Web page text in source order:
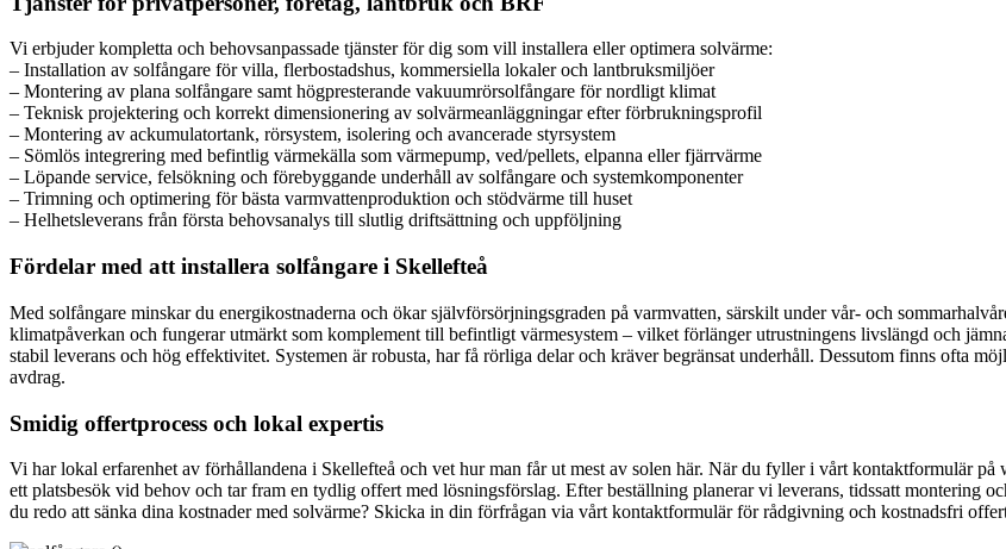
Vi erbjuder kompletta och behovsanpassade tjänster för dig som vill installera eller optimera solvärme:
– Installation av solfångare för villa, flerbostadshus, kommersiella lokaler och lantbruksmiljöer
– Montering av plana solfångare samt högpresterande vakuumrörsolfångare för nordligt klimat
– Teknisk projektering och korrekt dimensionering av solvärmeanläggningar efter förbrukningsprofil
– Montering av ackumulatortank, rörsystem, isolering och avancerade styrsystem
– Sömlös integrering med befintlig värmekälla som värmepump, ved/pellets, elpanna eller fjärrvärme
– Löpande service, felsökning och förebyggande underhåll av solfångare och systemkomponenter
– Trimning och optimering för bästa varmvattenproduktion och stödvärme till huset
– Helhetsleverans från första behovsanalys till slutlig driftsättning och uppföljning
Fördelar med att installera solfångare i Skellefteå
Med solfångare minskar du energikostnaderna och ökar självförsörjningsgraden på varmvatten, särskilt under vår- och
klimatpåverkan och fungerar utmärkt som komplement till befintligt värmesystem – vilket förlänger utrustningens livslängd och
stabil leverans och hög effektivitet. Systemen är robusta, har få rörliga delar och kräver begränsat underhåll. Dessutom finns ofta
avdrag.
Smidig offertprocess och lokal expertis
Vi har lokal erfarenhet av förhållandena i Skellefteå och vet hur man får ut mest av solen här. När du fyller i vårt kontaktformulär
ett platsbesök vid behov och tar fram en tydlig offert med lösningsförslag. Efter beställning planerar vi leverans, tidssatt montering
du redo att sänka dina kostnader med solvärme? Skicka in din förfrågan via vårt kontaktformulär för rådgivning och kostnadsfri